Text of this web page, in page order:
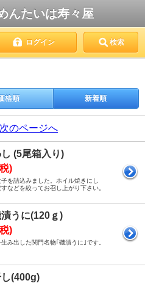
んたいは寿々屋
ログイン 検索
格順 新着順
次のページへ
(5尾箱入り)
)
を詰込みました。ホイル焼きにし
などを絞ってお召し上がり下さい。
漬うに(120ｇ)
)
み出した関門名物｢磯漬うに｣です。
(400g)